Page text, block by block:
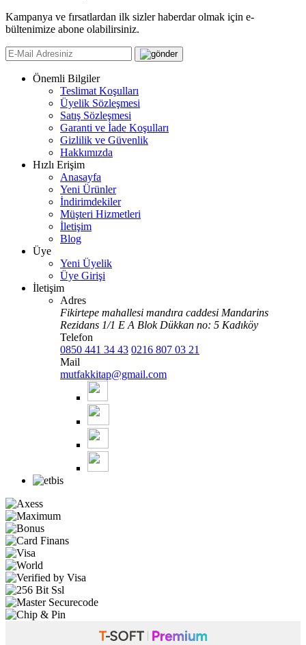
Kampanya ve fırsatlardan ilk sizler haberdar olmak için e-
bültenimize abone olabilirsiniz.
Önemli Bilgiler
Teslimat Koşulları
Üyelik Sözleşmesi
Satış Sözleşmesi
Garanti ve İade Koşulları
Gizlilik ve Güvenlik
Hakkımızda
Hızlı Erişim
Anasayfa
Yeni Ürünler
İndirimdekiler
Müşteri Hizmetleri
İletişim
Blog
Üye
Yeni Üyelik
Üye Girişi
İletişim
Adres
Fikirtepe mahallesi mandıra caddesi Mandarins
Rezidans 1/1 E A Blok Dükkan no: 5 Kadıköy
Telefon
0850 441 34 43 0216 807 03 21
Mail
mutfakkitap@gmail.com